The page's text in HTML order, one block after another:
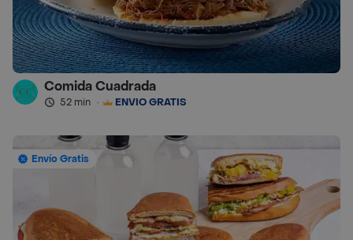
Comida Cuadrada
52 min · ENVÍO GRATIS
Envío Gratis